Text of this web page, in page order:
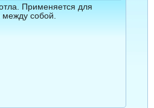
Применяется для
собой.